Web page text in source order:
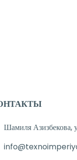
Шамиля Азизбекова,